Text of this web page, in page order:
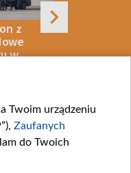
z
w
06 SIERPNIA 2026
Twoim urządzeniu
Zaufanych
do Twoich